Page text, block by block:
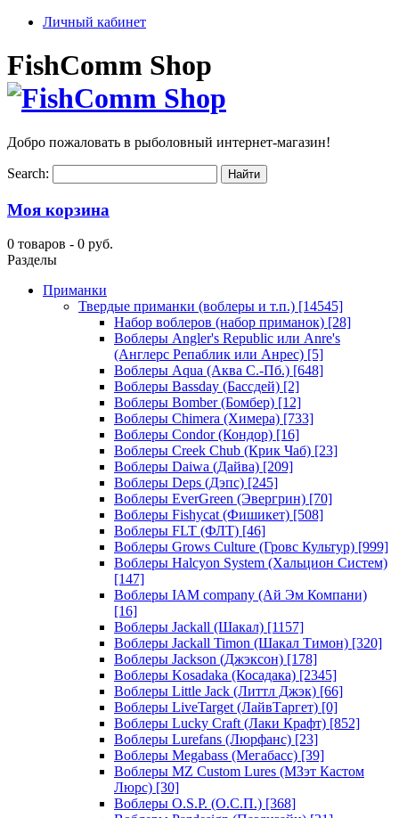
Личный кабинет
FishComm Shop
Добро пожаловать в рыболовный интернет-магазин!
Search:
Моя корзина
0 товаров - 0 руб.
Разделы
Приманки
Твердые приманки (воблеры и т.п.) [14545]
Набор воблеров (набор приманок) [28]
Воблеры Angler's Republic или Anre's
(Англерс Репаблик или Анрес) [5]
Воблеры Aqua (Аква С.-Пб.) [648]
Воблеры Bassday (Бассдей) [2]
Воблеры Bomber (Бомбер) [12]
Воблеры Chimera (Химера) [733]
Воблеры Condor (Кондор) [16]
Воблеры Creek Chub (Крик Чаб) [23]
Воблеры Daiwa (Дайва) [209]
Воблеры Deps (Дэпс) [245]
Воблеры EverGreen (Эвергрин) [70]
Воблеры Fishycat (Фишикет) [508]
Воблеры FLT (ФЛТ) [46]
Воблеры Grows Culture (Гровс Культур) [999]
Воблеры Halcyon System (Хальцион Систем)
[147]
Воблеры IAM company (Ай Эм Компани)
[16]
Воблеры Jackall (Шакал) [1157]
Воблеры Jackall Timon (Шакал Тимон) [320]
Воблеры Jackson (Джэксон) [178]
Воблеры Kosadaka (Косадака) [2345]
Воблеры Little Jack (Литтл Джэк) [66]
Воблеры LiveTarget (ЛайвТаргет) [0]
Воблеры Lucky Craft (Лаки Крафт) [852]
Воблеры Lurefans (Люрфанс) [23]
Воблеры Megabass (Мегабасс) [39]
Воблеры MZ Custom Lures (МЗэт Кастом
Люрс) [30]
Воблеры O.S.P. (О.С.П.) [368]